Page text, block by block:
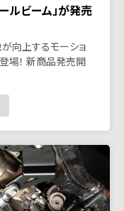
ルビーム」が発売
向上するモーショ
場！ 新商品発売開